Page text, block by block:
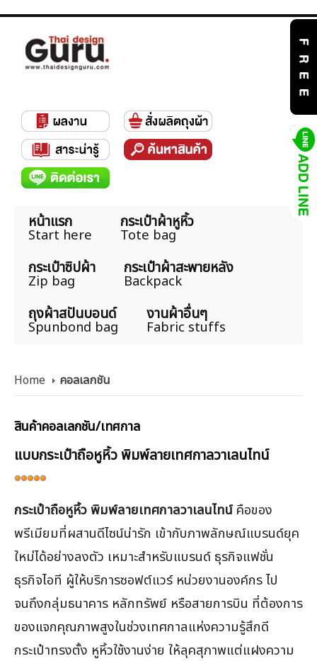
หน้าแรก
Start here
กระเป๋าผ้าหูหิ้ว
Tote bag
กระเป๋าซิปผ้า
Zip bag
กระเป๋าผ้าสะพายหลัง
Backpack
ถุงผ้าสปันบอนด์
Spunbond bag
งานผ้าอื่นๆ
Fabric stuffs
Home คอลเลกชัน
สินค้าคอลเลกชัน/เทศกาล
แบบกระเป๋าถือหูหิ้ว พิมพ์ลายเทศกาลวาเลนไทน์
ให้
เรต
สมาชิก:5/5
กระเป๋าถือหูหิ้ว พิมพ์ลายเทศกาลวาเลนไทน์คือของ
พรีเมียมที่ผสานดีไซน์น่ารัก เข้ากับภาพลักษณ์แบรนด์ยุค
ใหม่ได้อย่างลงตัว เหมาะสำหรับแบรนด์ ธุรกิจแฟชั่น
ธุรกิจไอที ผู้ให้บริการซอฟต์แวร์ หน่วยงานองค์กร ไป
จนถึงกลุ่มธนาคาร หลักทรัพย์ หรือสายการบิน ที่ต้องการ
ของแจกคุณภาพสูงในช่วงเทศกาลแห่งความรู้สึกดี
กระเป๋าทรงตั้ง หูหิ้วใช้งานง่าย ให้ลุคสุภาพแต่แฝงความ